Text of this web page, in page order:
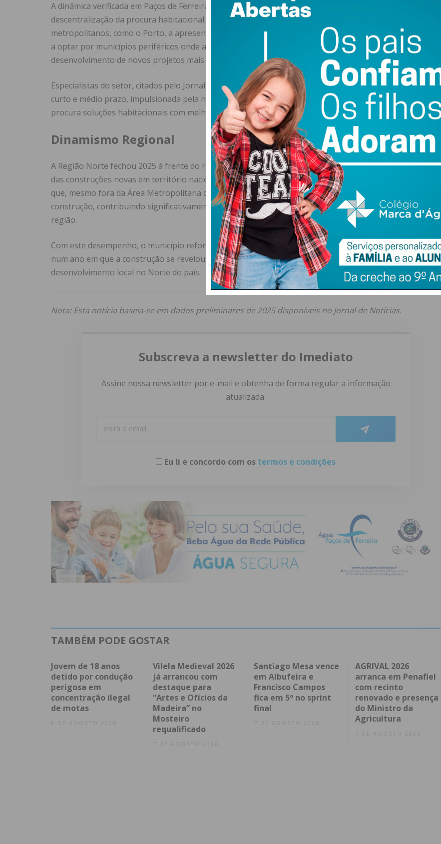
A dinâmica verificada em Paços de Ferreira reflete um fenómeno mais amplo que atravessa a região: a
descentralização da procura habitacional.
Com o mercado imobiliário nos grandes centros
metropolitanos, como o Porto, a apresentar custos mais elevados, muitos construtores e famílias estão
a optar por municípios periféricos onde a disponibilidade de solo e os preços mais acessíveis tornam o
desenvolvimento de novos projetos mais viável
Especialistas do setor, citados pelo Jornal de Notícias, indicam que esta tendência deverá continuar a
curto e médio prazo, impulsionada pela necessidade de responder à procura de uma classe média que
procura soluções habitacionais com melhores condições de preço sem abdicar da qualidade de vida .
Dinamismo Regional
A Região Norte fechou 2025 à frente do resto do país, concentrando, apenas no quarto trimestre, 39,4%
das construções novas em território nacional.Paços de Ferreira integra, assim, o grupo de concelhos
que, mesmo fora da Área Metropolitana do Porto, demonstram uma vitalidade crescente no setor da
construção, contribuindo significativamente para o equilíbrio entre a oferta e a procura de habitação na
região.
Com este desempenho, o município reforça a sua atratividade enquanto zona de expansão residencial,
num ano em que a construção se revelou como um dos motores económicos fundamentais para o
desenvolvimento local no Norte do país.
Nota: Esta notícia baseia-se em dados preliminares de 2025 disponíveis no Jornal de Notícias.
Subscreva a newsletter do Imediato
Assine nossa newsletter por e-mail e obtenha de forma regular a informação
atualizada.
Eu li e concordo com os termos e condições
TAMBÉM PODE GOSTAR
Jovem de 18 anos
detido por condução
perigosa em
concentração ilegal
de motas
8 DE AGOSTO 2026
Vilela Medieval 2026
já arrancou com
destaque para
“Artes e Ofícios da
Madeira” no
Mosteiro
requalificado
7 DE AGOSTO 2026
Santiago Mesa vence
em Albufeira e
Francisco Campos
fica em 5º no sprint
final
7 DE AGOSTO 2026
AGRIVAL 2026
arranca em Penafiel
com recinto
renovado e presença
do Ministro da
Agricultura
7 DE AGOSTO 2026